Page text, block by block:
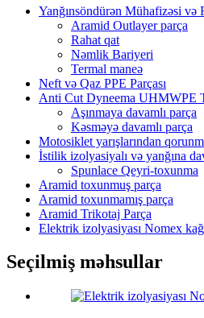
Yanğınsöndürən Mühafizəsi
Aramid Outlayer parça
Rahat qat
Nəmlik Bariyeri
Termal maneə
Neft və Qaz PPE Parçası
Anti Cut Dyneema UHMWPE
Aşınmaya davamlı parça
Kəsməyə davamlı parça
Motosiklet yarışlarından
İstilik izolyasiyalı və yanğına
Spunlace Qeyri-toxunma
Aramid toxunmuş parça
Aramid toxunmamış parça
Aramid Trikotaj Parça
Elektrik izolyasiyası Nomex
Seçilmiş məhsullar